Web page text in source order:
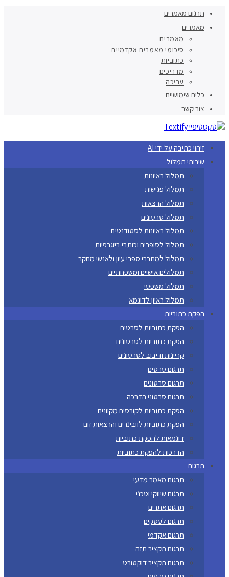
תרגום מאמרים
מאמרים
מאמרים
סיכומי מאמרים אקדמיים
כתוביות
מדריכים
עריכה
כלים שימושיים
צור קשר
זיהוי כתיבה על ידי AI
שירותי תמלול
תמלול ראיונות
תמלול פגישות
תמלול הרצאות
תמלול סרטונים
תמלול ראיונות לסטודנטים
תמלול לסופרים וכותבי ביוגרפיות
תמלול למחברי ספרי עיון ולאנשי מחקר
תמלולים אישיים ומשפחתיים
תמלול משפטי
תמלול ראיון לדוגמא
הפקת כתוביות
הפקת כתוביות לסרטים
הפקת כתוביות לסרטונים
קריינות ודיבוב לסרטונים
תרגום סרטים
תרגום סרטונים
תרגום סרטוני הדרכה
הפקת כתוביות לקורסים מקוונים
הפקת כתוביות לוובינרים והרצאות זום
דוגמאות להפקת כתוביות
הדרכות להפקת כתוביות
תרגום
תרגום מאמר מדעי
תרגום שיווקי וטכני
תרגום אתרים
תרגום לעסקים
תרגום אקדמי
תרגום תקציר תזה
תרגום תקציר דוקטורט